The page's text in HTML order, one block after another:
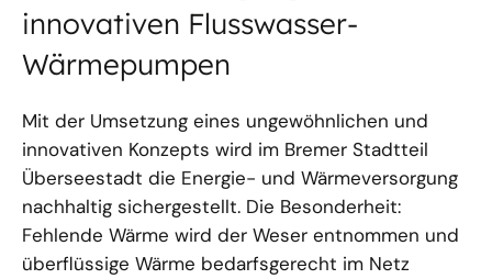
innovativen Flusswasser-
Wärmepumpen
Mit der Umsetzung eines ungewöhnlichen und
innovativen Konzepts wird im Bremer Stadtteil
Überseestadt die Energie- und Wärmeversorgung
nachhaltig sichergestellt. Die Besonderheit:
Fehlende Wärme wird der Weser entnommen und
überflüssige Wärme bedarfsgerecht im Netz